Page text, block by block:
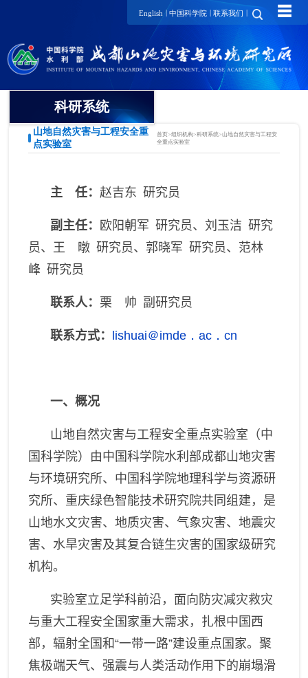
English | 中国科学院 | 联系我们 | ☰
科研系统
山地自然灾害与工程安全重
点实验室
山地灾害与山区安全研究中
心
山地环境与生态安全研究中
心
山区发展研究中心
数字山地与遥感应用研究中
山地自然灾害与工程安全重
点实验室
首页>组织机构>科研系统>山地自然灾害与工程安
全重点实验室
主 任： 赵吉东 研究员
副主任： 欧阳朝军 研究员、刘玉洁 研究
员、王 暾 研究员、郭晓军 研究员、范林
峰 研究员
联系人： 栗 帅 副研究员
联系方式： lishuai＠imde．ac．cn
一、概况
山地自然灾害与工程安全重点实验室（中
国科学院）由中国科学院水利部成都山地灾害
与环境研究所、中国科学院地理科学与资源研
究所、 重庆绿色智能技术研究院共同组建，是
山地水文灾害、地质灾害、气象灾害、地震灾
害、水旱灾害及其复合链生灾害的国家级研究
机构。
实验室立足学科前沿，面向防灾减灾救灾
与重大工程安全国家重大需求，扎根中国西
部，辐射全国和“一带一路”建设重点国家。聚
焦极端天气、强震与人类活动作用下的崩塌滑